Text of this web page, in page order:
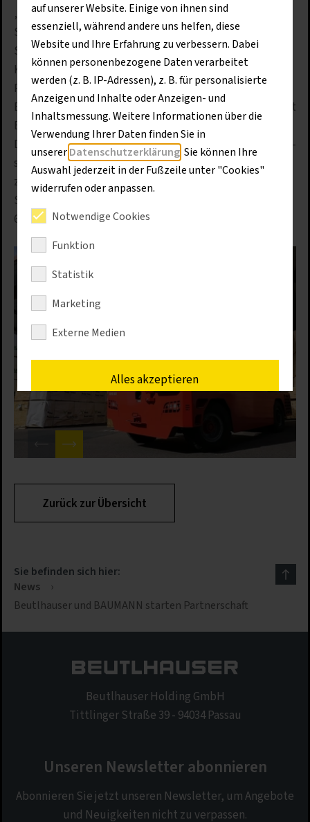
„Die Kooperation mit BAUMANN Rosso an unseren
Standorten in Cottbus, Dresden, Eisenhüttenstadt und
Schorfheide ist ein wichtiger Lückenschluss. Unsere
Kunden profitieren von einem erweiterten
Produktportfolio, kurzen Wegen, kompetenter
Beratung direkt vor Ort und verlässlichem Service“, sagt
Benedikt Burgstaller, Regionalleiter für die Regionen
Dresden und Brandenburg. Das Portfolio umfasst Diesel-
sowie Elektroseitenstapler mit einer Tragkraft von bis
zu acht Tonnen sowie verschiedene Modelle von
Schwerlastseitenstaplern mit einer Tragkraft von bis zu
60 Tonnen.
Zurück zur Übersicht
Sie befinden sich hier:
News
›
Beutlhauser und BAUMANN starten Partnerschaft
Beutlhauser Holding GmbH
Tittlinger Straße 39 - 94034 Passau
Unseren Newsletter abonnieren
Abonnieren Sie jetzt unseren Newsletter, um Angebote
und Neuigkeiten nicht zu verpassen.
auf unserer Website. Einige von ihnen sind
essenziell, während andere uns helfen, diese
Website und Ihre Erfahrung zu verbessern. Dabei
können personenbezogene Daten verarbeitet
werden (z. B. IP-Adressen), z. B. für personalisierte
Anzeigen und Inhalte oder Anzeigen- und
Inhaltsmessung. Weitere Informationen über die
Verwendung Ihrer Daten finden Sie in
unsererDatenschutzerklärung . Sie können Ihre
Auswahl jederzeit in der Fußzeile unter "Cookies"
widerrufen oder anpassen.
Notwendige Cookies
Funktion
Statistik
Marketing
Externe Medien
Alles akzeptieren
Speichern
Nur erforderliche Cookies akzeptieren
Impressum|Datenschutz